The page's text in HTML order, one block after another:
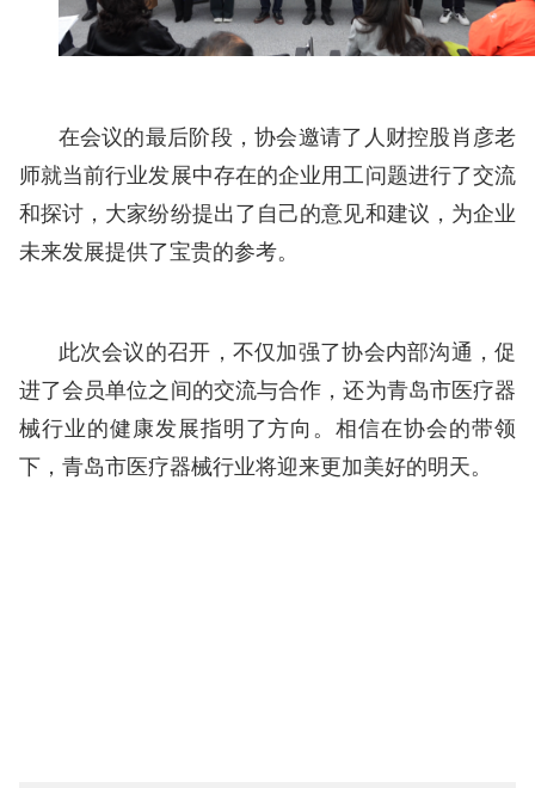
在会议的最后阶段，协会邀请了人财控股肖彦老
师就当前行业发展中存在的企业用工问题进行了交流
和探讨，大家纷纷提出了自己的意见和建议，为企业
未来发展提供了宝贵的参考。
此次会议的召开，不仅加强了协会内部沟通，促
进了会员单位之间的交流与合作，还为青岛市医疗器
械行业的健康发展指明了方向。相信在协会的带领
下，青岛市医疗器械行业将迎来更加美好的明天。